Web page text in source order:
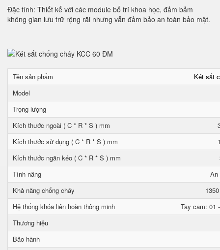
Đặc tính: Thiết kế với các module bố trí khoa học, đảm bảm
không gian lưu trữ rộng rãi nhưng vẫn đảm bảo an toàn bảo mật.
Tên sản phẩm
Két sắt
Model
Trọng lượng
Kích thước ngoài ( C * R * S ) mm
Kích thước sử dụng ( C * R * S ) mm
Kích thước ngăn kéo ( C * R * S ) mm
Tính năng
An
Khả năng chống cháy
Hệ thống khóa liên hoàn thông minh
Tay cầm: 01
Thương hiệu
Bảo hành